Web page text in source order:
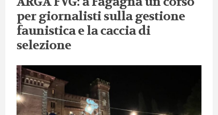
per giornalisti sulla gestione
faunistica e la caccia di
selezione